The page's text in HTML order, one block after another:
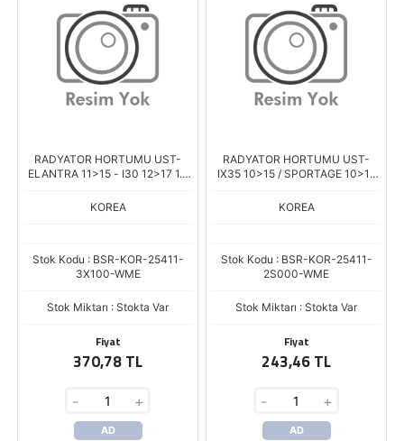
RADYATOR HORTUMU UST-
ELANTRA 11>15 - I30 12>17 1.6
KOREA
Stok Kodu : BSR-KOR-25411-
3X100-WME
Stok Miktarı : Stokta Var
Fiyat
370,78 TL
- +
AD
RADYATOR HORTUMU UST-
IX35 10>15 / SPORTAGE 10>15
KOREA
Stok Kodu : BSR-KOR-25411-
2S000-WME
Stok Miktarı : Stokta Var
Fiyat
243,46 TL
- +
AD